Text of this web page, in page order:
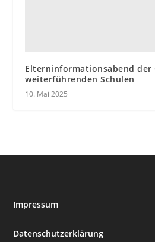
Elterninformationsabend der
weiterführenden Schulen
10. Mai 2025
Impressum
Datenschutzerklärung